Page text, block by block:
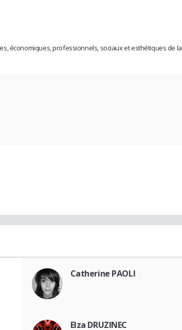
économiques, professionnels, sociaux et esthétiques de la
Catherine PAOLI
Elza DRUZINEC